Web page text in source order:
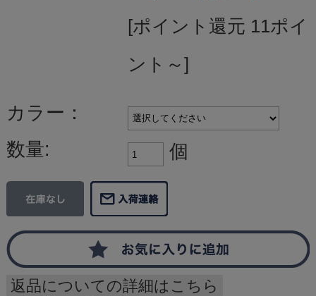
[ポイント還元 11ポイ
ント～]
カラー：
数量:
個
返品についての詳細はこちら